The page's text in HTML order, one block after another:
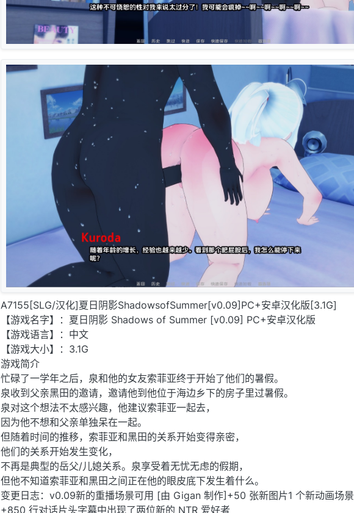
A7155[SLG/汉化]夏日阴影ShadowsofSummer[v0.09]PC+安卓汉化版[3.1G]
【游戏名字】：夏日阴影 Shadows of Summer [v0.09] PC+安卓汉化版
【游戏语言】：中文
【游戏大小】：3.1G
游戏简介
忙碌了一学年之后，泉和他的女友索菲亚终于开始了他们的暑假。
泉收到父亲黑田的邀请，邀请他到他位于海边乡下的房子里过暑假。
泉对这个想法不太感兴趣，他建议索菲亚一起去，
因为他不想和父亲单独呆在一起。
但随着时间的推移，索菲亚和黑田的关系开始变得亲密，
他们的关系开始发生变化，
不再是典型的岳父/儿媳关系。泉享受着无忧无虑的假期，
但他不知道索菲亚和黑田之间正在他的眼皮底下发生着什么。
变更日志：v0.09新的重播场景可用 [由 Gigan 制作]+50 张新图片1 个新动画场景
+850 行对话片头字幕中出现了两位新的 NTR 爱好者